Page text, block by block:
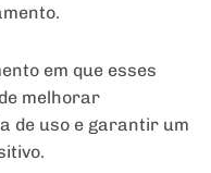
em que esses
melhorar
de uso e garantir um